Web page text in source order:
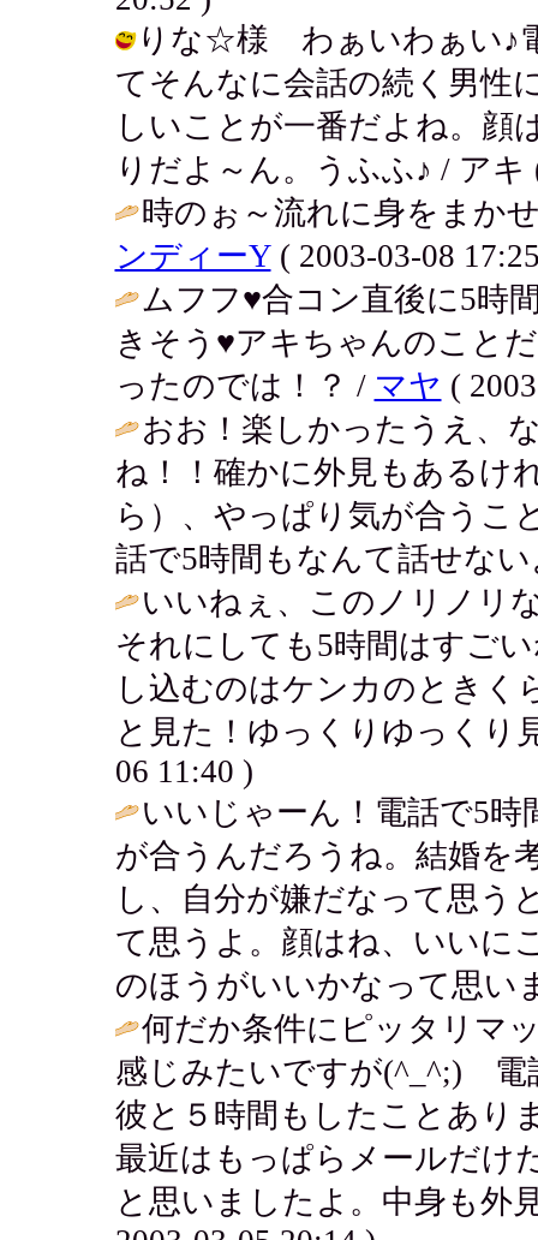
りな☆様 わぁいわぁい♪
てそんなに会話の続く男性
しいことが一番だよね。顔
りだよ～ん。うふふ♪ / アキ
時のぉ～流れに身をまか
ンディーY( 2003-03-08
ムフフ♥合コン直後に5時
きそう♥アキちゃんのこと
ったのでは！？ / マヤ (
おお！楽しかったうえ、
ね！！確かに外見もあるけ
ら）、やっぱり気が合うこ
話で5時間もなんて話せな
いいねぇ、このノリノリ
それにしても5時間はすご
し込むのはケンカのときく
と見た！ゆっくりゆっくり
06 11:40 )
いいじゃーん！電話で5
が合うんだろうね。結婚を
し、自分が嫌だなって思う
て思うよ。顔はね、いいに
のほうがいいかなって思い
何だか条件にピッタリマ
感じみたいですが(^_^;) 電
彼と５時間もしたことあり
最近はもっぱらメールだ
と思いましたよ。中身も外